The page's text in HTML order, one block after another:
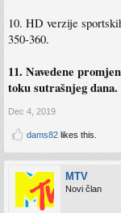
10. HD verzije
350-360.
11. Navedene
toku sutrašnjeg dana.
Dec 4, 2019
dams82 likes this.
MTV
Novi član